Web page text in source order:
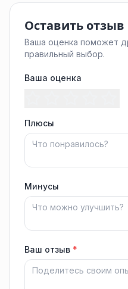
Оставить отзыв
Ваша оценка поможет
правильный выбор.
Ваша оценка
Плюсы
Минусы
Ваш отзыв *